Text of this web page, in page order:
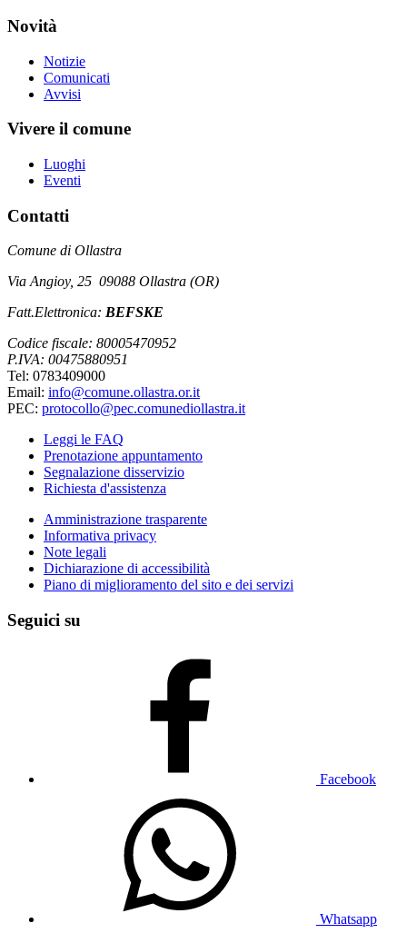
Novità
Notizie
Comunicati
Avvisi
Vivere il comune
Luoghi
Eventi
Contatti
Comune di Ollastra
Via Angioy, 25 09088 Ollastra (OR)
Fatt.Elettronica: BEFSKE
Codice fiscale: 80005470952
P.IVA: 00475880951
Tel: 0783409000
Email: info@comune.ollastra.or.it
PEC: protocollo@pec.comunediollastra.it
Leggi le FAQ
Prenotazione appuntamento
Segnalazione disservizio
Richiesta d'assistenza
Amministrazione trasparente
Informativa privacy
Note legali
Dichiarazione di accessibilità
Piano di miglioramento del sito e dei servizi
Seguici su
Facebook
Whatsapp